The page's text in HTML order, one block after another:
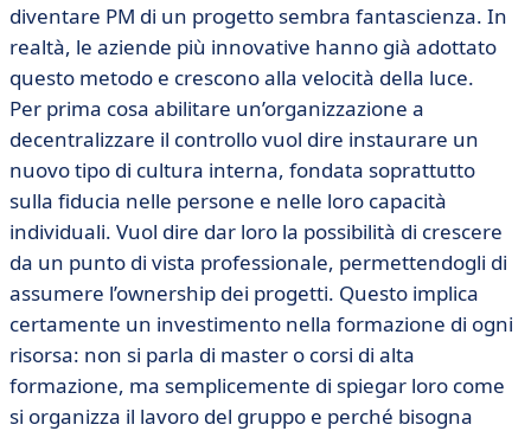
diventare PM di un progetto sembra fantascienza. In
realtà, le aziende più innovative hanno già adottato
questo metodo e crescono alla velocità della luce.
Per prima cosa abilitare un’organizzazione a
decentralizzare il controllo vuol dire instaurare un
nuovo tipo di cultura interna, fondata soprattutto
sulla fiducia nelle persone e nelle loro capacità
individuali. Vuol dire dar loro la possibilità di crescere
da un punto di vista professionale, permettendogli di
assumere l’ownership dei progetti. Questo implica
certamente un investimento nella formazione di ogni
risorsa: non si parla di master o corsi di alta
formazione, ma semplicemente di spiegar loro come
si organizza il lavoro del gruppo e perché bisogna